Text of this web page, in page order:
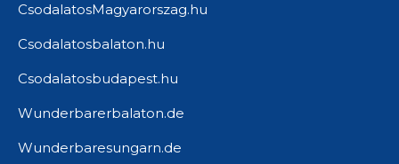
CsodalatosMagyarorszag.hu
Csodalatosbalaton.hu
Csodalatosbudapest.hu
Wunderbarerbalaton.de
Wunderbaresungarn.de